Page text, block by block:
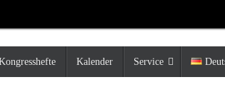
Kalender Service